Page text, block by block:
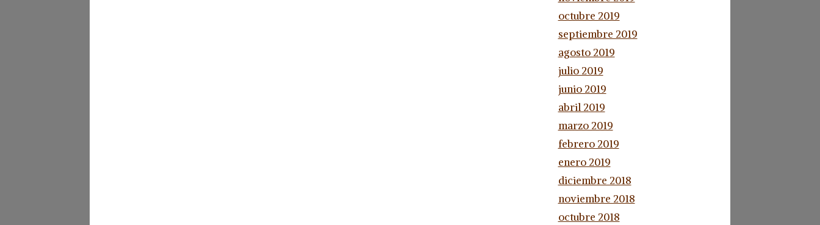
octubre 2019
septiembre 2019
agosto 2019
julio 2019
junio 2019
abril 2019
marzo 2019
febrero 2019
enero 2019
diciembre 2018
noviembre 2018
octubre 2018